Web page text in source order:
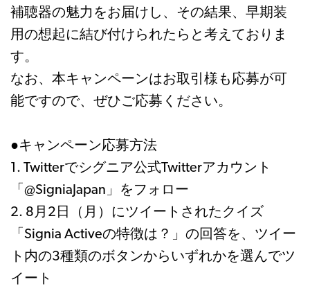
補聴器の魅力をお届けし、その結果、早期装
用の想起に結び付けられたらと考えておりま
す。
なお、本キャンペーンはお取引様も応募が可
能ですので、ぜひご応募ください。
●キャンペーン応募方法
1. Twitterでシグニア公式Twitterアカウント
「@SigniaJapan」をフォロー
2. 8月2日（月）にツイートされたクイズ
「Signia Activeの特徴は？」の回答を、ツイー
ト内の3種類のボタンからいずれかを選んでツ
イート